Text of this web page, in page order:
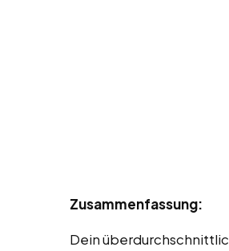
Zusammenfassung:
Dein